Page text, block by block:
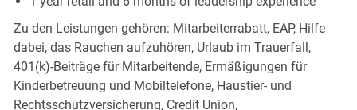
Zu den Leistungen gehören: Mitarbeiterrabatt, EAP, Hilfe
dabei, das Rauchen aufzuhören, Urlaub im Trauerfall,
401(k)-Beiträge für Mitarbeitende, Ermäßigungen für
Kinderbetreuung und Mobiltelefone, Haustier- und
Rechtsschutzversicherung, Credit Union,